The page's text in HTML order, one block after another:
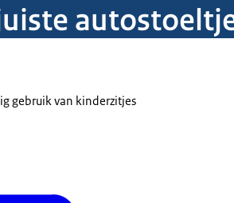
gebruik van kinderzitjes